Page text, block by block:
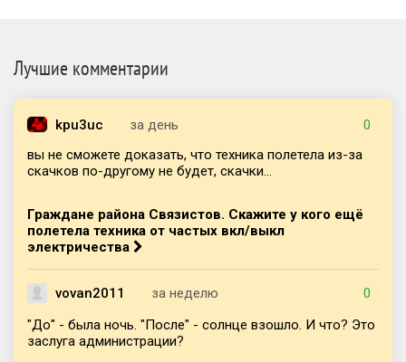
Лучшие комментарии
kpu3uc за день
0
вы не сможете доказать, что техника полетела из-за
скачков по-другому не будет, скачки...
Граждане района Связистов. Скажите у кого ещё
полетела техника от частых вкл/выкл
электричества
vovan2011 за неделю
0
"До" - была ночь. "После" - солнце взошло. И что? Это
заслуга администрации?